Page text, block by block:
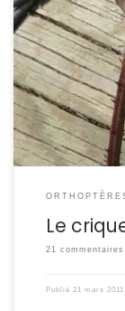
C’est un criquet
remarque, avec
POSITION
Acrididae
d’Egypte
mm pour le
Le
21 commentaires
Publié 21 mars 2011